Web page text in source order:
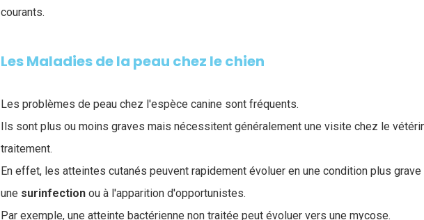
courants.
Les Maladies de la peau chez le chien
Les problèmes de peau chez l'espèce canine sont fréquents.
Ils sont plus ou moins graves mais nécessitent généralement une visite chez le
traitement.
En effet, les atteintes cutanés peuvent rapidement évoluer en une condition plus
une surinfection ou à l'apparition d'opportunistes.
Par exemple, une atteinte bactérienne non traitée peut évoluer vers une mycose.